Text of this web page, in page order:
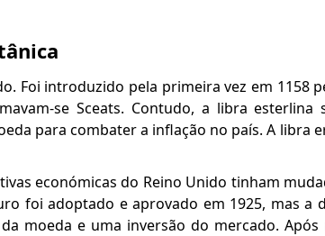
Foi introduzido pela primeira vez em 1158
se Sceats. Contudo, a libra esterlina
para combater a inflação no país. A libra
económicas do Reino Unido tinham
foi adoptado e aprovado em 1925, mas a
moeda e uma inversão do mercado.